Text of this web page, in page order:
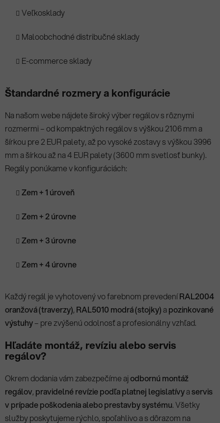
Veľkosklady
Maloobchodné distribučné sklady
E-commerce sklady
Štandardné rozmery a konfigurácie
Na našom webe nájdete široký výber regálov s rôznymi
rozmermi – od kompaktných regálov s výškou 2106 mm a
šírkou pre 2 EUR palety, až po vysoké zostavy s výškou 3996
mm a šírkou až na 4 EUR palety (3600 mm svetlosť bunky).
Regály ponúkame v konfiguráciách:
Zem + 1 úroveň
Zem + 2 úrovne
Zem + 3 úrovne
Zem + 4 úrovne
Každý regál je vyhotovený vo farebnom prevedeníRAL2004
oranžová (traverzy), RAL5010 modrá (stojky)a pozinkované
výstuhy– pre zvýšenú odolnosť a profesionálny vzhľad.
Hľadáte montáž, revíziu alebo servis
regálov?
Okrem dodania vám zabezpečíme ajodbornú montáž
regálov, pravidelné revízie podľa platnej legislatívyaservis
v prípade poškodenia alebo prestavby systému. Všetky
služby poskytujeme rýchlo, spoľahlivo a s dôrazom na